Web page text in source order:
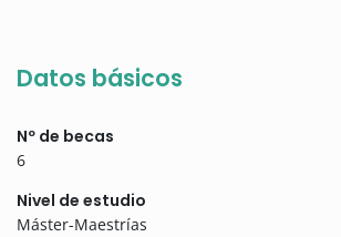
Datos básicos
Nº de becas
6
Nivel de estudio
Máster-Maestrías